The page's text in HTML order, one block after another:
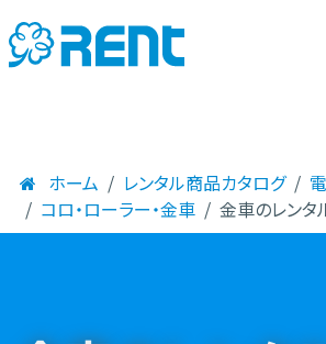
ホーム レンタル商品カタログ
コロ・ローラー・金車
金車のレンタ